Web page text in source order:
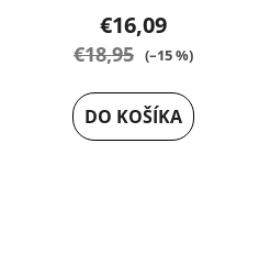
€16,09
€18,95 (–15 %)
DO KOŠÍKA